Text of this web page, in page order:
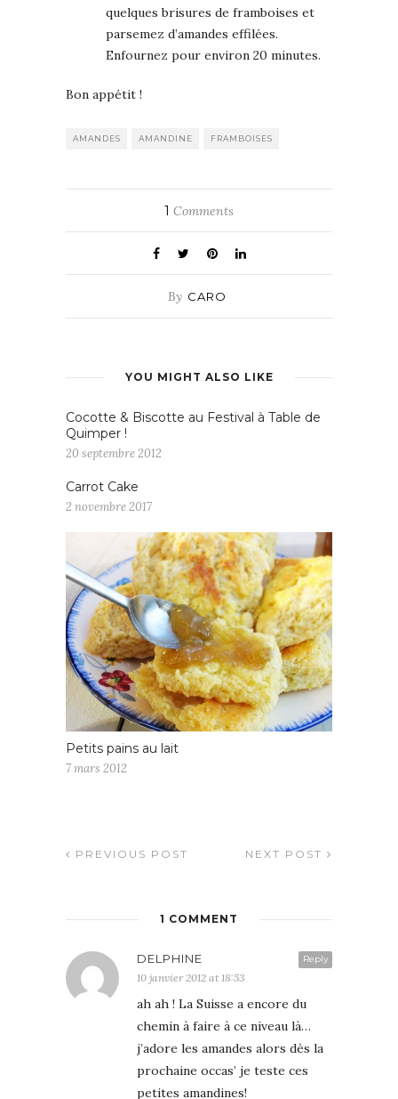
quelques brisures de framboises et
parsemez d’amandes effilées.
Enfournez pour environ 20 minutes.
Bon appétit !
AMANDES AMANDINE FRAMBOISES
1 Comments
By CARO
YOU MIGHT ALSO LIKE
Cocotte & Biscotte au Festival à Table de
Quimper !
20 septembre 2012
Carrot Cake
2 novembre 2017
Petits pains au lait
7 mars 2012
PREVIOUS POST NEXT POST
1 COMMENT
Reply
DELPHINE
10 janvier 2012 at 18:53
ah ah ! La Suisse a encore du
chemin à faire à ce niveau là…
j’adore les amandes alors dès la
prochaine occas’ je teste ces
petites amandines!